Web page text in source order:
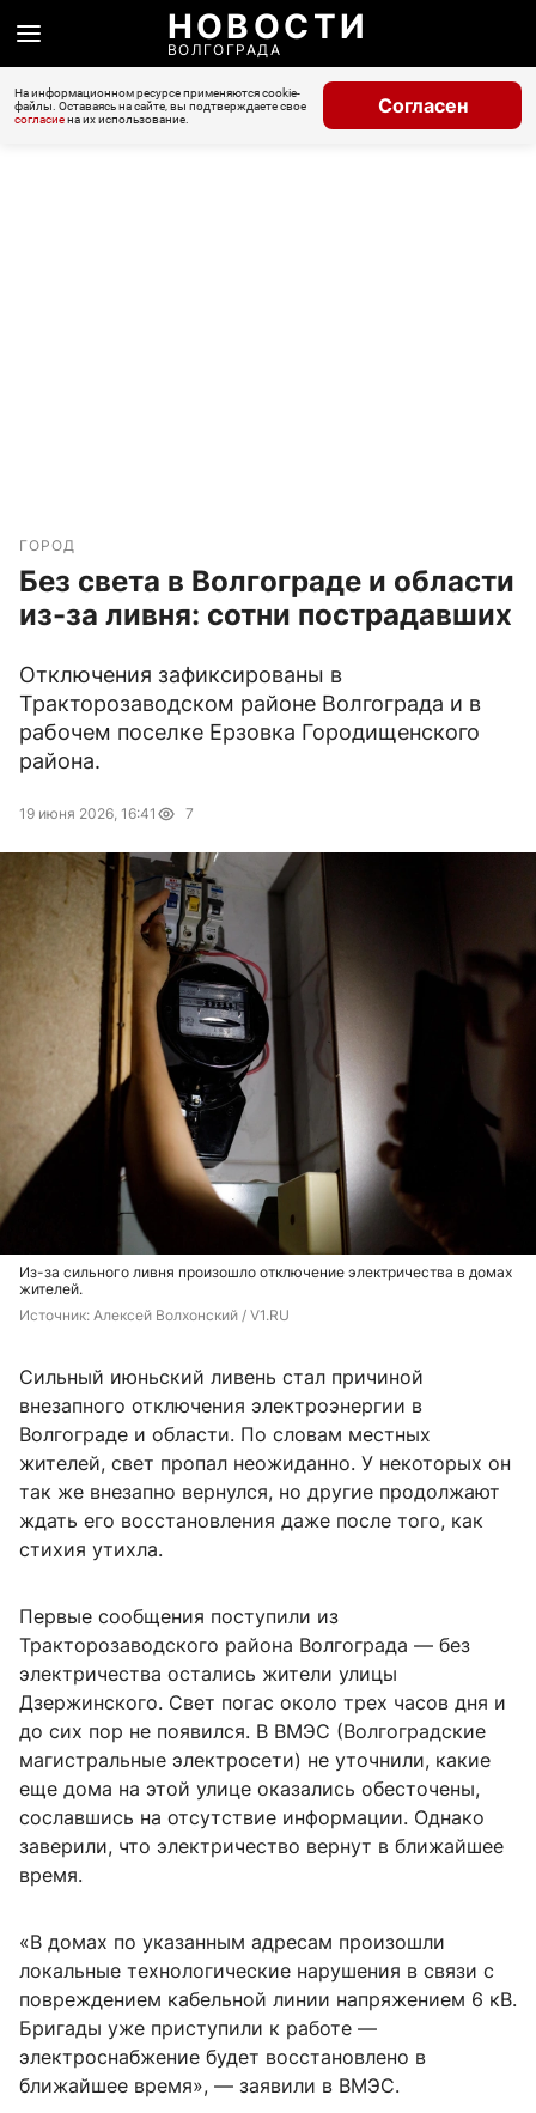
НОВОСТИ
ВОЛГОГРАДА
На информационном ресурсе применяются cookie-
файлы. Оставаясь на сайте, вы подтверждаете свое
согласиена их использование.
Согласен
ГОРОД
Без света в Волгограде и области
из-за ливня: сотни пострадавших
Отключения зафиксированы в
Тракторозаводском районе Волгограда и в
рабочем поселке Ерзовка Городищенского
района.
19 июня 2026, 16:41 7
Из-за сильного ливня произошло отключение электричества в домах
жителей.
Источник: Алексей Волхонский / V1.RU
Сильный июньский ливень стал причиной
внезапного отключения электроэнергии в
Волгограде и области. По словам местных
жителей, свет пропал неожиданно. У некоторых он
так же внезапно вернулся, но другие продолжают
ждать его восстановления даже после того, как
стихия утихла.
Первые сообщения поступили из
Тракторозаводского района Волгограда — без
электричества остались жители улицы
Дзержинского. Свет погас около трех часов дня и
до сих пор не появился. В ВМЭС (Волгоградские
магистральные электросети) не уточнили, какие
еще дома на этой улице оказались обесточены,
сославшись на отсутствие информации. Однако
заверили, что электричество вернут в ближайшее
время.
«В домах по указанным адресам произошли
локальные технологические нарушения в связи с
повреждением кабельной линии напряжением 6 кВ.
Бригады уже приступили к работе —
электроснабжение будет восстановлено в
ближайшее время», — заявили в ВМЭС.